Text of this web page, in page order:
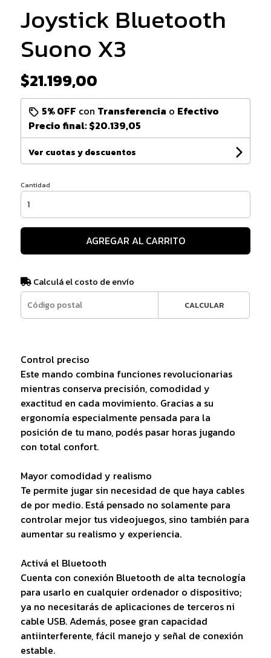
Joystick Bluetooth
Suono X3
$21.199,00
5% OFF con Transferencia o Efectivo
Precio final:$20.139,05
Ver cuotas y descuentos
Cantidad
AGREGAR AL CARRITO
Calculá el costo de envío
CALCULAR
Control preciso
Este mando combina funciones revolucionarias
mientras conserva precisión, comodidad y
exactitud en cada movimiento. Gracias a su
ergonomía especialmente pensada para la
posición de tu mano, podés pasar horas jugando
con total confort.
Mayor comodidad y realismo
Te permite jugar sin necesidad de que haya cables
de por medio. Está pensado no solamente para
controlar mejor tus videojuegos, sino también para
aumentar su realismo y experiencia.
Activá el Bluetooth
Cuenta con conexión Bluetooth de alta tecnología
para usarlo en cualquier ordenador o dispositivo;
ya no necesitarás de aplicaciones de terceros ni
cable USB. Además, posee gran capacidad
antiinterferente, fácil manejo y señal de conexión
estable.